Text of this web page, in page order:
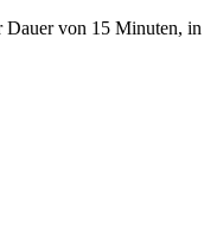
Dauer von 15 Minuten,